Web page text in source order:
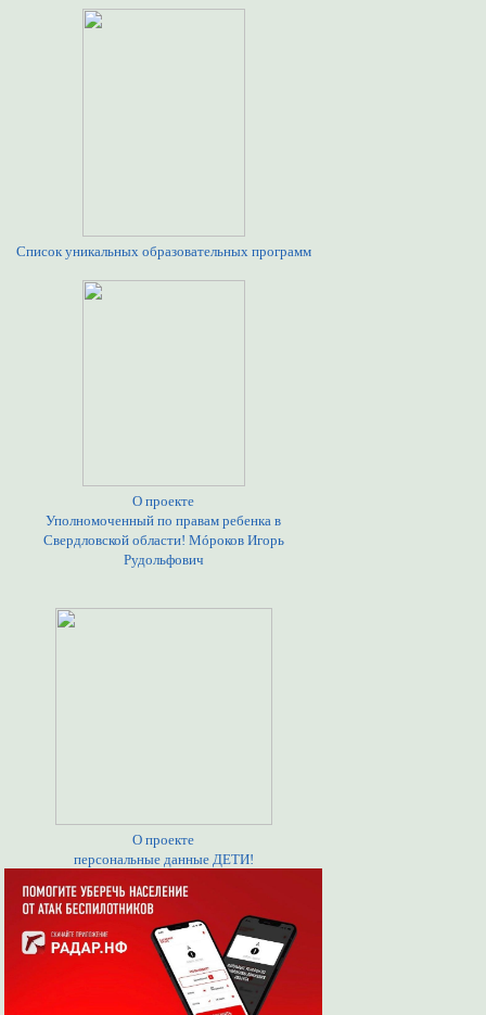
Список уникальных образовательных программ
О проекте
Уполномоченный по правам ребенка в
Свердловской области! Мóроков Игорь
Рудольфович
О проекте
персональные данные ДЕТИ!